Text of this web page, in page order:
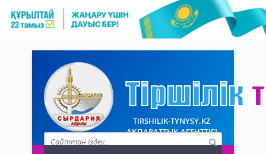
TIRSHILIK-TYNYSY.KZ
АҚПАРАТТЫҚ АГЕНТТІГІ